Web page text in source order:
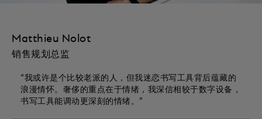
Matthieu Nolot
销售规划总监
“我或许是个比较老派的人，但我迷恋书写工具背后蕴藏的
浪漫情怀。奢侈的重点在于情绪，我深信相较于数字设备，
书写工具能调动更深刻的情绪。”